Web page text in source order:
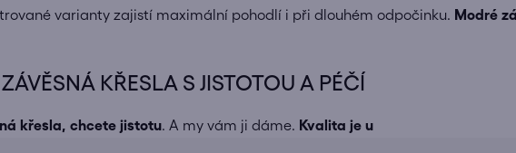
varianty zajistí maximální pohodlí i při dlouhém odpočinku. Modré
KŘESLA S JISTOTOU A PÉČÍ
křesla, chcete jistotu. A my vám ji dáme. Kvalita je u